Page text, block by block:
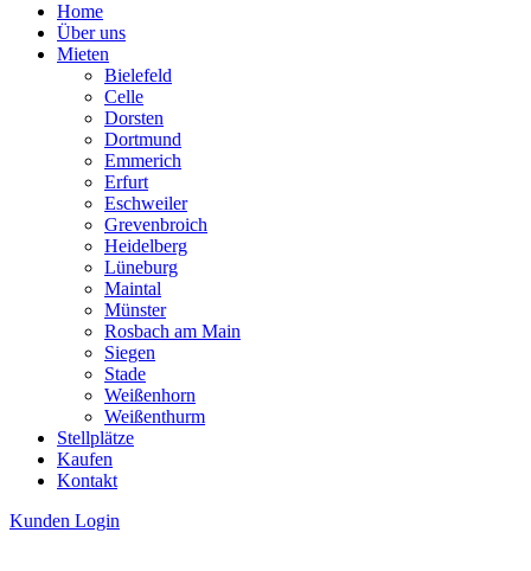
Home
Über uns
Mieten
Bielefeld
Celle
Dorsten
Dortmund
Emmerich
Erfurt
Eschweiler
Grevenbroich
Heidelberg
Lüneburg
Maintal
Münster
Rosbach am Main
Siegen
Stade
Weißenhorn
Weißenthurm
Stellplätze
Kaufen
Kontakt
Kunden Login